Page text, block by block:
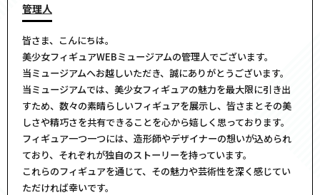
管理人
皆さま、こんにちは。
美少女フィギュアWEBミュージアムの管理人でございます。
当ミュージアムへお越しいただき、誠にありがとうございます。
当ミュージアムでは、美少女フィギュアの魅力を最大限に引き出
すため、数々の素晴らしいフィギュアを展示し、皆さまとその美
しさや精巧さを共有できることを心から嬉しく思っております。
フィギュア一つ一つには、造形師やデザイナーの想いが込められ
ており、それぞれが独自のストーリーを持っています。
これらのフィギュアを通じて、その魅力や芸術性を深く感じてい
ただければ幸いです。